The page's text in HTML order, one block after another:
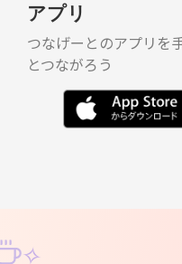
アプリ
つなげーとのアプリを
とつながろう
✧